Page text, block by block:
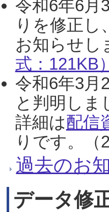
令和6年6月
りを修正し
お知らせし
式：121KB）
令和6年3月
と判明しま
詳細は配信
りです。（
過去のお
データ修